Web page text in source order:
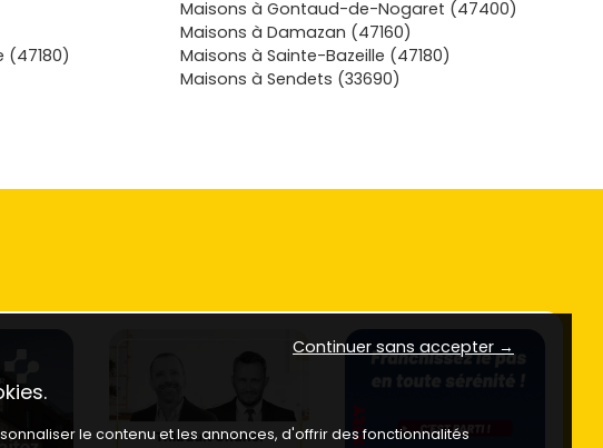
Maisons à Gontaud-de-Nogaret (47400)
Maisons à Damazan (47160)
(47180)
Maisons à Sainte-Bazeille (47180)
Maisons à Sendets (33690)
Continuer sans accepter →
le contenu et les annonces, d'offrir des fonctionnalités